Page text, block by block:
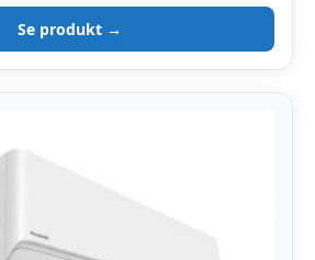
Se produkt →